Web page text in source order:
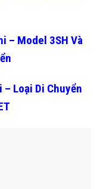
– Model 3SH Và
Loại Di Chuyển